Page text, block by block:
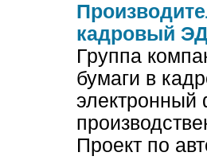
кадровый
Группа
бумаги в
электронный
Проект по